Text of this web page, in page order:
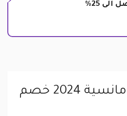
الى 25%
كود خصم الرومانسية 2024 خصم